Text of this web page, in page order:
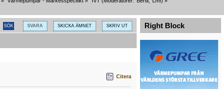
SVARA SKICKA ÄMNET SKRIV UT
Citera
Right Block